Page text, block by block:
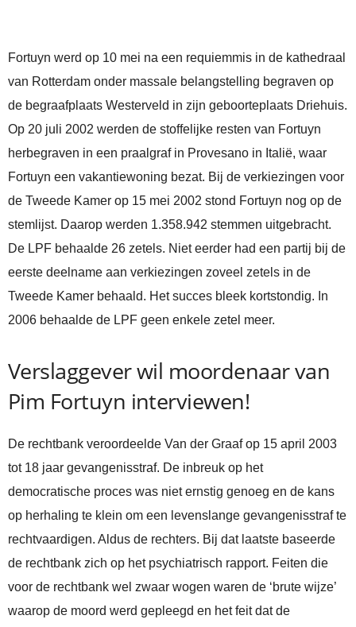
Fortuyn werd op 10 mei na een requiemmis in de kathedraal
van Rotterdam onder massale belangstelling begraven op
de begraafplaats Westerveld in zijn geboorteplaats Driehuis.
Op 20 juli 2002 werden de stoffelijke resten van Fortuyn
herbegraven in een praalgraf in Provesano in Italië, waar
Fortuyn een vakantiewoning bezat. Bij de verkiezingen voor
de Tweede Kamer op 15 mei 2002 stond Fortuyn nog op de
stemlijst. Daarop werden 1.358.942 stemmen uitgebracht.
De LPF behaalde 26 zetels. Niet eerder had een partij bij de
eerste deelname aan verkiezingen zoveel zetels in de
Tweede Kamer behaald. Het succes bleek kortstondig. In
2006 behaalde de LPF geen enkele zetel meer.
Verslaggever wil moordenaar van
Pim Fortuyn interviewen!
De rechtbank veroordeelde Van der Graaf op 15 april 2003
tot 18 jaar gevangenisstraf. De inbreuk op het
democratische proces was niet ernstig genoeg en de kans
op herhaling te klein om een levenslange gevangenisstraf te
rechtvaardigen. Aldus de rechters. Bij dat laatste baseerde
de rechtbank zich op het psychiatrisch rapport. Feiten die
voor de rechtbank wel zwaar wogen waren de ‘brute wijze’
waarop de moord werd gepleegd en het feit dat de